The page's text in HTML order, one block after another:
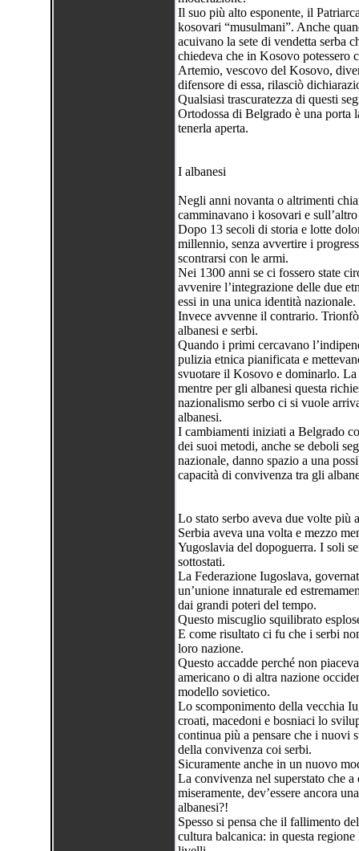
Il suo più alto esponente, il
kosovari “musulmani”. Anche
acuivano la sete di vendetta serba
chiedeva che in Kosovo potessero
Artemio, vescovo del Kosovo,
difensore di essa, rilasciò
Qualsiasi trascuratezza di questi
Ortodossa di Belgrado è una porta
tenerla aperta.
I albanesi
Negli anni novanta o altrimenti
camminavano i kosovari e
Dopo 13 secoli di storia e lotte
millennio, senza avvertire i
scontrarsi con le armi.
Nei 1300 anni se ci fossero state
avvenire l’integrazione delle due
essi in una unica identità nazionale.
Invece avvenne il contrario.
albanesi e serbi.
Quando i primi cercavano
pulizia etnica pianificata e
svuotare il Kosovo e dominarlo. La
mentre per gli albanesi questa
nazionalismo serbo ci si vuole
albanesi.
I cambiamenti iniziati a Belgrado
dei suoi metodi, anche se deboli
nazionale, danno spazio a una
capacità di convivenza tra gli
Lo stato serbo aveva due volte più
Serbia aveva una volta e mezzo
Yugoslavia del dopoguerra. I soli
sottostati.
La Federazione Iugoslava,
un’unione innaturale ed
dai grandi poteri del tempo.
Questo miscuglio squilibrato
E come risultato ci fu che i serbi
loro nazione.
Questo accadde perché non
americano o di altra nazione
modello sovietico.
Lo scomponimento della vecchia
croati, macedoni e bosniaci lo
continua più a pensare che i nuovi
della convivenza coi serbi.
Sicuramente anche in un nuovo
La convivenza nel superstato che
miseramente, dev’essere ancora
albanesi?!
Spesso si pensa che il fallimento
cultura balcanica: in questa